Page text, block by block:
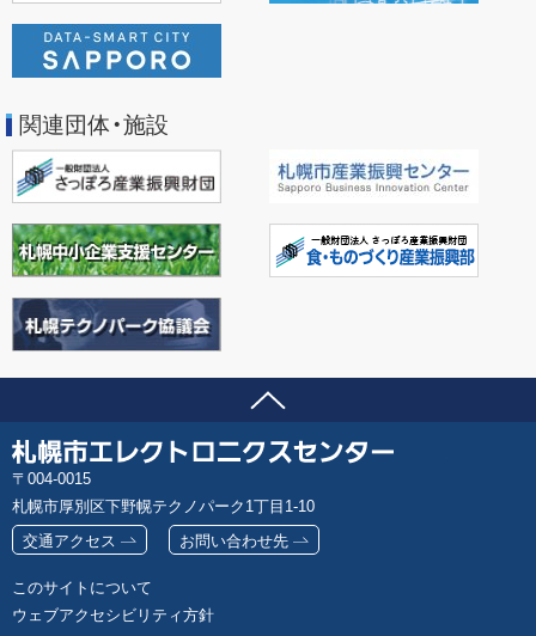
関連団体・施設
ページの先頭へ
問い合わせ先
郵
便
番
号
004-0015
札幌市厚別区下野幌テクノパーク1丁目1-10
交通アクセス
お問い合わせ先
このサイトについて
ウェブアクセシビリティ方針